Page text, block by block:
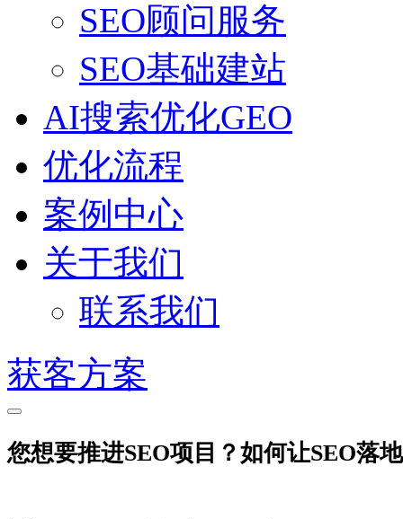
SEO顾问服务
SEO基础建站
AI搜索优化GEO
优化流程
案例中心
关于我们
联系我们
获客方案
您想要推进SEO项目？如何让SEO落